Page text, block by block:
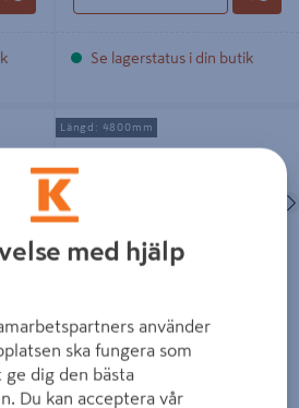
Se lagerstatus i din butik
ENKELFAS FALS 22X145X4800 OBH
OBH
189 kr
Längd: 4800mm
med hjälp
använder
ska fungera som
dig den bästa
Du kan acceptera vår